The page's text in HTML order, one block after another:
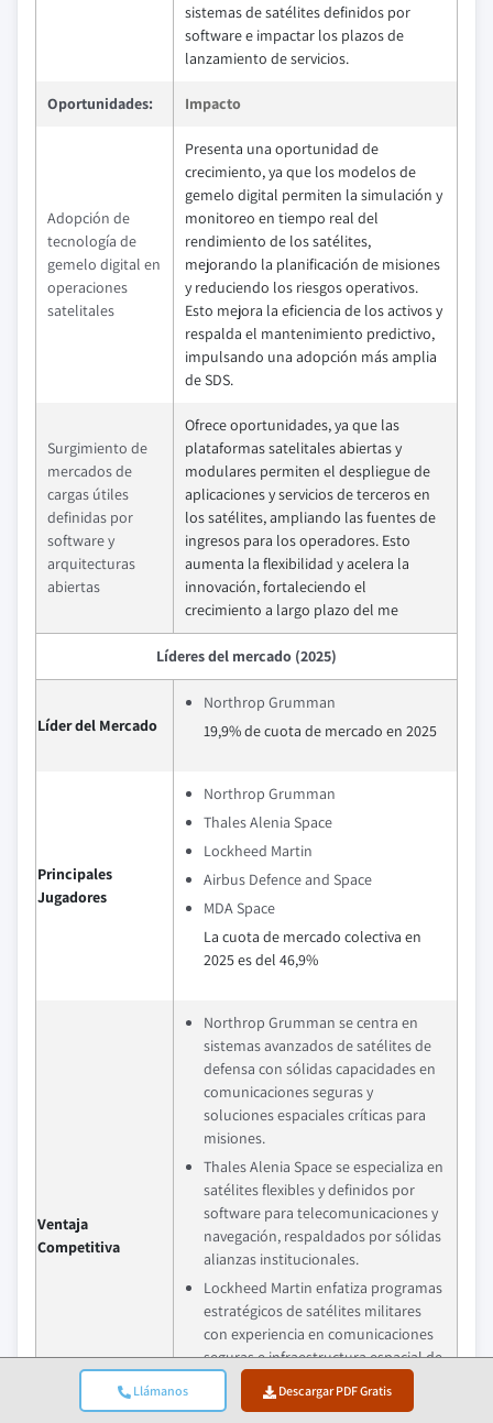
Llámanos Descargar PDF Gratis
sistemas de satélites definidos por
software e impactar los plazos de
lanzamiento de servicios.
Oportunidades: Impacto
Adopción de
tecnología de
gemelo digital en
operaciones
satelitales
Presenta una oportunidad de
crecimiento, ya que los modelos de
gemelo digital permiten la simulación y
monitoreo en tiempo real del
rendimiento de los satélites,
mejorando la planificación de misiones
y reduciendo los riesgos operativos.
Esto mejora la eficiencia de los activos y
respalda el mantenimiento predictivo,
impulsando una adopción más amplia
de SDS.
Surgimiento de
mercados de
cargas útiles
definidas por
software y
arquitecturas
abiertas
Ofrece oportunidades, ya que las
plataformas satelitales abiertas y
modulares permiten el despliegue de
aplicaciones y servicios de terceros en
los satélites, ampliando las fuentes de
ingresos para los operadores. Esto
aumenta la flexibilidad y acelera la
innovación, fortaleciendo el
crecimiento a largo plazo del me
Líderes del mercado (2025)
Líder del Mercado
Northrop Grumman
19,9% de cuota de mercado en 2025
Principales
Jugadores
Northrop Grumman
Thales Alenia Space
Lockheed Martin
Airbus Defence and Space
MDA Space
La cuota de mercado colectiva en
2025 es del 46,9%
Ventaja
Competitiva
Northrop Grumman se centra en
sistemas avanzados de satélites de
defensa con sólidas capacidades en
comunicaciones seguras y
soluciones espaciales críticas para
misiones.
Thales Alenia Space se especializa en
satélites flexibles y definidos por
software para telecomunicaciones y
navegación, respaldados por sólidas
alianzas institucionales.
Lockheed Martin enfatiza programas
estratégicos de satélites militares
con experiencia en comunicaciones
seguras e infraestructura espacial de
defensa.
Airbus Defence and Space ofrece una